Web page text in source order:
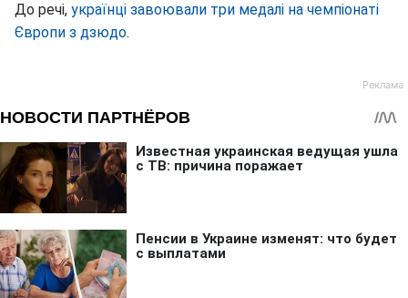
До речі, українці завоювали три медалі на чемпіонаті
Європи з дзюдо.